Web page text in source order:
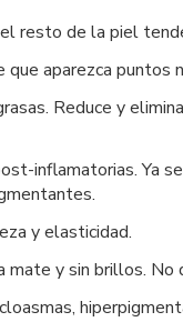
resto de la piel
aparezca
Reduce y
inflamatorias. Ya
y elasticidad.
y sin brillos. No